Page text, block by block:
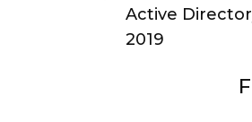
Active
2019